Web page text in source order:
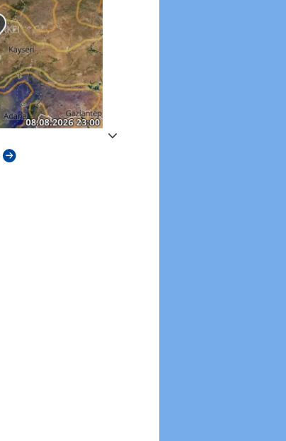
Windböen heute